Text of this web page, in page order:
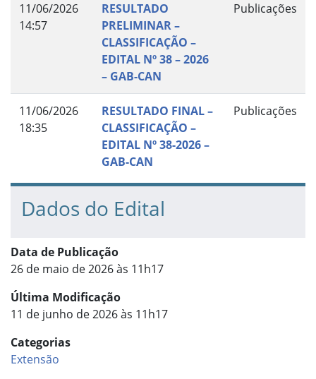
11/06/2026
14:57
RESULTADO
PRELIMINAR –
CLASSIFICAÇÃO –
EDITAL Nº 38 – 2026
– GAB-CAN
Publicações
11/06/2026
18:35
RESULTADO FINAL –
CLASSIFICAÇÃO –
EDITAL Nº 38-2026 –
GAB-CAN
Publicações
Dados do Edital
Data de Publicação
26 de maio de 2026 às 11h17
Última Modificação
11 de junho de 2026 às 11h17
Categorias
Extensão